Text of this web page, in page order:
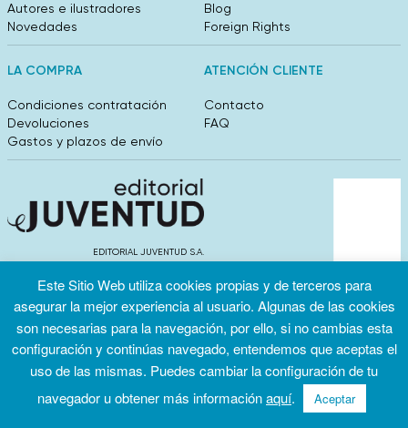
Autores e ilustradores
Novedades
Blog
Foreign Rights
LA COMPRA
Condiciones contratación
Devoluciones
Gastos y plazos de envío
ATENCIÓN CLIENTE
Contacto
FAQ
EDITORIAL JUVENTUD S.A.
info@editorialjuventud.es
Condiciones
Política de
privacidad
Política de
Este Sitio Web utiliza cookies propias y de terceros para
asegurar la mejor experiencia al usuario. Algunas de las cookies
son necesarias para la navegación, por ello, si no cambias esta
configuración y continúas navegado, entendemos que aceptas el
uso de las mismas. Puedes cambiar la configuración de tu
navegador u obtener más informaciónaquí. Aceptar